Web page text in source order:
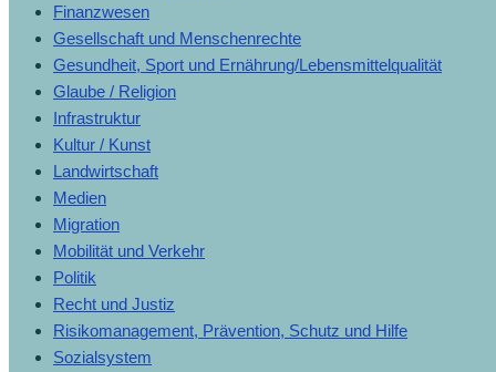
Finanzwesen
Gesellschaft und Menschenrechte
Gesundheit, Sport und Ernährung/Lebensmittelqualität
Glaube / Religion
Infrastruktur
Kultur / Kunst
Landwirtschaft
Medien
Migration
Mobilität und Verkehr
Politik
Recht und Justiz
Risikomanagement, Prävention, Schutz und Hilfe
Sozialsystem